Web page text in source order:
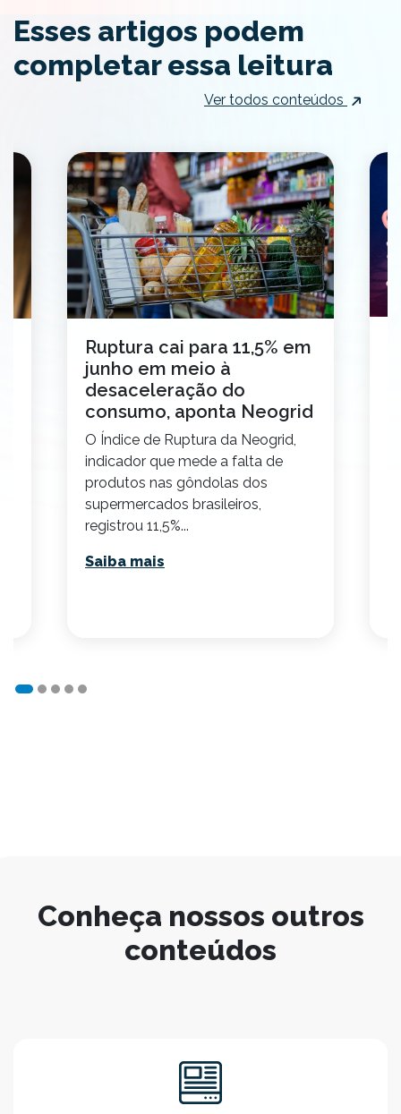
Esses artigos podem
completar essa leitura
Ver todos conteúdos
Ruptura cai para 11,5% em
junho em meio à
desaceleração do
consumo, aponta Neogrid
O Índice de Ruptura da Neogrid,
indicador que mede a falta de
produtos nas gôndolas dos
supermercados brasileiros,
registrou 11,5%...
Saiba mais
Conheça nossos outros
conteúdos